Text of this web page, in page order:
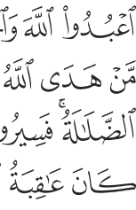
ﱫﱬ
ﱱﱲﱳ
ﱸﱹ
ﱿﲀ